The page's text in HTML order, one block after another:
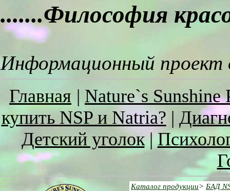
.......Философия
Информационный проект
Главная | Nature`s Sunshine
купить NSP и Natria? |
Детский уголок|
Каталог продукции> БАД